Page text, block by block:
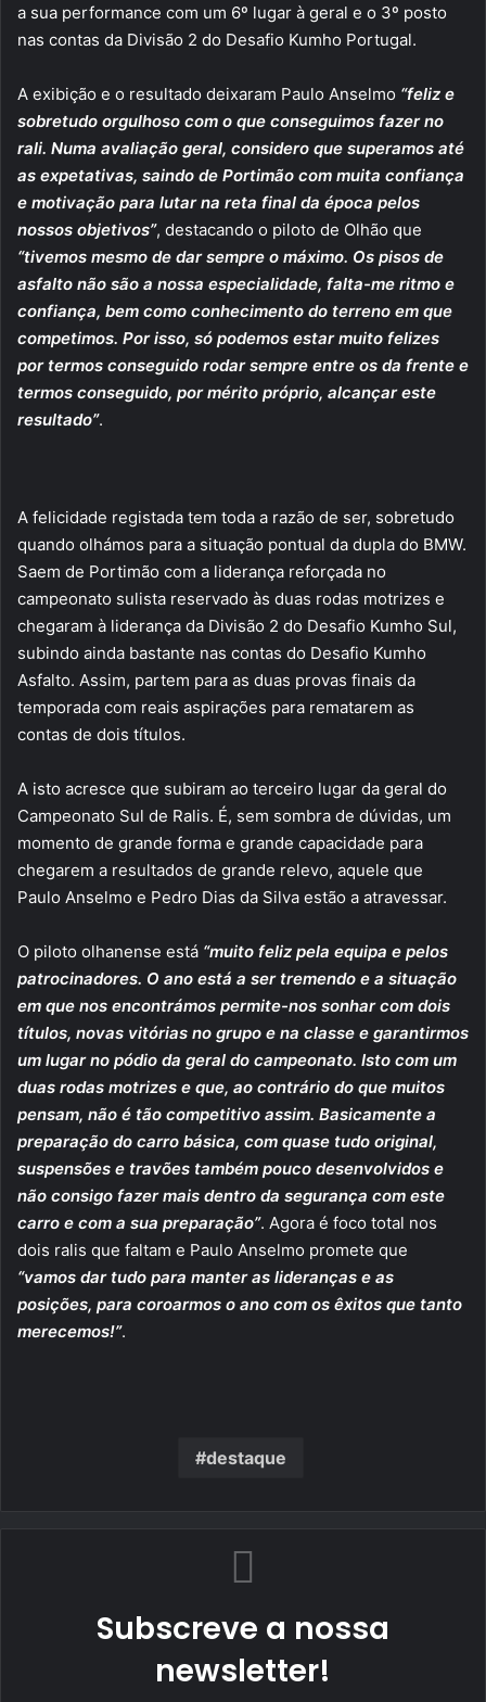
a sua performance com um 6º lugar à geral e o 3º posto
nas contas da Divisão 2 do Desafio Kumho Portugal.
A exibição e o resultado deixaram Paulo Anselmo “feliz e
sobretudo orgulhoso com o que conseguimos fazer no
rali. Numa avaliação geral, considero que superamos até
as expetativas, saindo de Portimão com muita confiança
e motivação para lutar na reta final da época pelos
nossos objetivos”, destacando o piloto de Olhão que
“tivemos mesmo de dar sempre o máximo. Os pisos de
asfalto não são a nossa especialidade, falta-me ritmo e
confiança, bem como conhecimento do terreno em que
competimos. Por isso, só podemos estar muito felizes
por termos conseguido rodar sempre entre os da frente e
termos conseguido, por mérito próprio, alcançar este
resultado”.
A felicidade registada tem toda a razão de ser, sobretudo
quando olhámos para a situação pontual da dupla do BMW.
Saem de Portimão com a liderança reforçada no
campeonato sulista reservado às duas rodas motrizes e
chegaram à liderança da Divisão 2 do Desafio Kumho Sul,
subindo ainda bastante nas contas do Desafio Kumho
Asfalto. Assim, partem para as duas provas finais da
temporada com reais aspirações para rematarem as
contas de dois títulos.
A isto acresce que subiram ao terceiro lugar da geral do
Campeonato Sul de Ralis. É, sem sombra de dúvidas, um
momento de grande forma e grande capacidade para
chegarem a resultados de grande relevo, aquele que
Paulo Anselmo e Pedro Dias da Silva estão a atravessar.
O piloto olhanense está “muito feliz pela equipa e pelos
patrocinadores. O ano está a ser tremendo e a situação
em que nos encontrámos permite-nos sonhar com dois
títulos, novas vitórias no grupo e na classe e garantirmos
um lugar no pódio da geral do campeonato. Isto com um
duas rodas motrizes e que, ao contrário do que muitos
pensam, não é tão competitivo assim. Basicamente a
preparação do carro básica, com quase tudo original,
suspensões e travões também pouco desenvolvidos e
não consigo fazer mais dentro da segurança com este
carro e com a sua preparação”. Agora é foco total nos
dois ralis que faltam e Paulo Anselmo promete que
“vamos dar tudo para manter as lideranças e as
posições, para coroarmos o ano com os êxitos que tanto
merecemos!”.
destaque
Subscreve a nossa
newsletter!